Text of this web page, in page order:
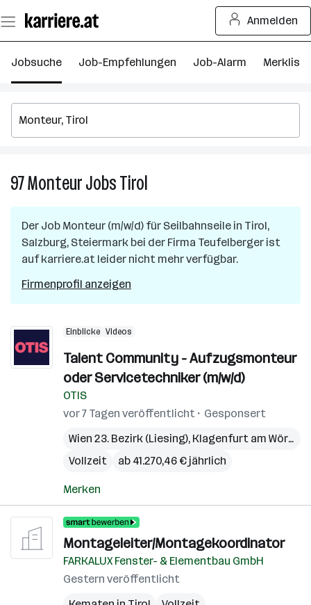
Seiteninhalt
springen
Anmelden
Jobsuche Job-Empfehlungen Job-Alarm Merkliste
97MonteurJobsTirol
in
Tirol
Der Job Monteur (m/w/d) für Seilbahnseile in Tirol,
Salzburg, Steiermark bei der Firma Teufelberger ist
auf karriere.at leider nicht mehr verfügbar.
Firmenprofil anzeigen
Einblicke Videos
Talent Community - Aufzugsmonteur
oder Servicetechniker (m/w/d)
OTIS
vor 7 Tagen veröffentlicht
Gesponsert
Wien 23. Bezirk (Liesing), Klagenfurt am Wörthersee
Vollzeit
ab 41.270,46 € jährlich
Merken
Montageleiter/Montagekoordinator
FARKALUX Fenster- & Elementbau GmbH
Gestern veröffentlicht